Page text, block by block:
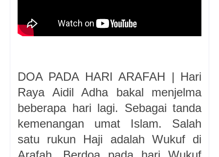
DOA PADA HARI ARAFAH | Hari
Raya Aidil Adha bakal menjelma
beberapa hari lagi. Sebagai tanda
kemenangan umat Islam. Salah
satu rukun Haji adalah Wukuf di